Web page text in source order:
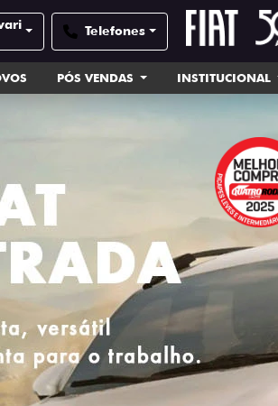
Telefones
PÓS VENDAS INSTITUCIONAL